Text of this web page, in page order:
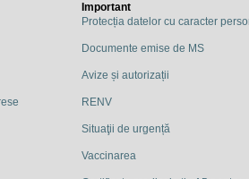
Important
Protecția datelor cu caracter
Documente emise de MS
Avize și autorizații
RENV
Situaţii de urgență
Vaccinarea